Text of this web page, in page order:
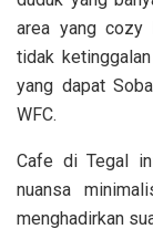
area yang cozy
tidak
yang dapat
WFC.
Cafe di Tegal
nuansa
menghadirkan